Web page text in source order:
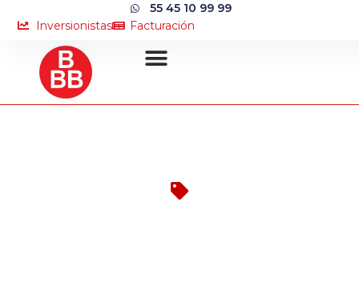
55 45 10 99 99
Inversionistas
Facturación